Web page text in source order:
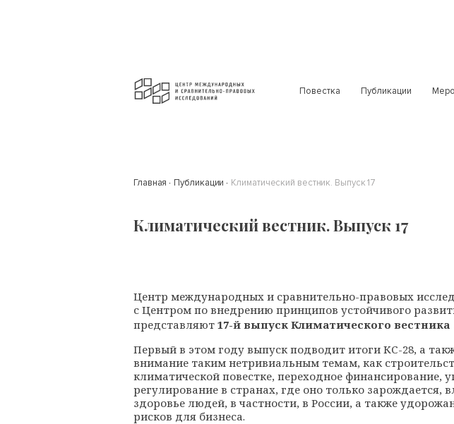
Повестка Публикации
Главная Публикации Климатический вестник. Выпуск 17
Климатический вестник. Выпуск 17
Центр международных и сравнительно-правовых
с Центром по внедрению принципов устойчивого
представляют 17-й выпуск Климатического вестника
Первый в этом году выпуск подводит итоги КС-28, а
внимание таким нетривиальным темам, как
климатической повестке, переходное финансирование,
регулирование в странах, где оно только зарождается,
здоровье людей, в частности, в России, а также
рисков для бизнеса.